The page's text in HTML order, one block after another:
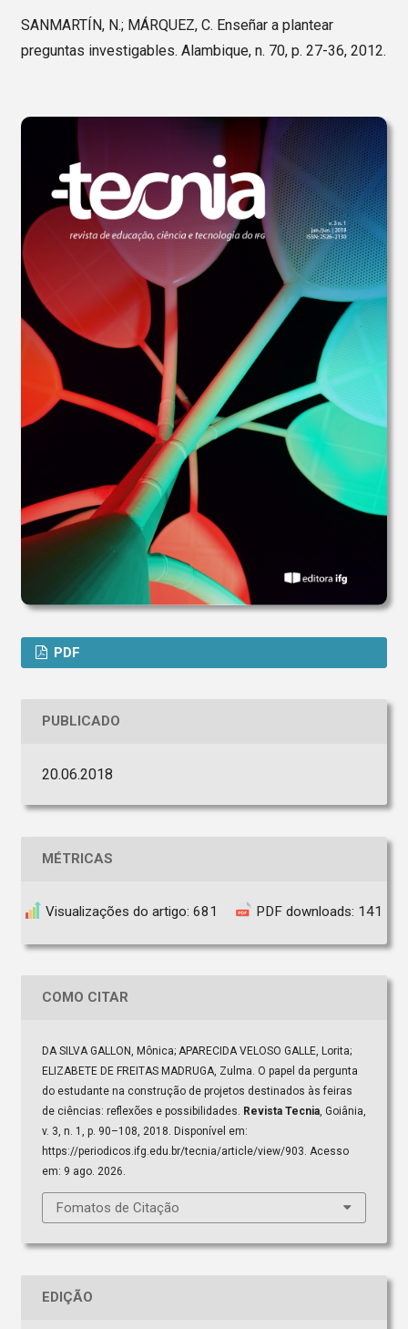
SANMARTÍN, N.; MÁRQUEZ, C. Enseñar a plantear
preguntas investigables. Alambique, n. 70, p. 27-36, 2012.
PDF
PUBLICADO
20.06.2018
MÉTRICAS
Visualizações do artigo: 681 PDF downloads: 141
COMO CITAR
DA SILVA GALLON, Mônica; APARECIDA VELOSO GALLE, Lorita;
ELIZABETE DE FREITAS MADRUGA, Zulma. O papel da pergunta
do estudante na construção de projetos destinados às feiras
de ciências: reflexões e possibilidades. Revista Tecnia, Goiânia,
v. 3, n. 1, p. 90–108, 2018. Disponível em:
https://periodicos.ifg.edu.br/tecnia/article/view/903. Acesso
em: 9 ago. 2026.
Fomatos de Citação
EDIÇÃO